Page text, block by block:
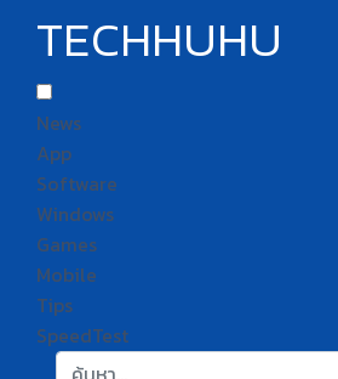
TECHHUHU
News
App
Software
Windows
Games
Mobile
Tips
SpeedTest